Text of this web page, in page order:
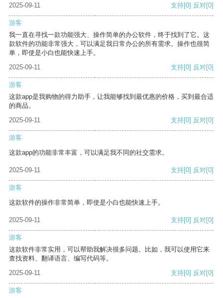
2025-09-11
支持[0] 反对[0]
游客
我一直在寻找一款功能强大、操作简单的办公软件，终于找到了它。这
款软件的功能非常强大，可以满足我日常办公的所有需求。操作也很简
单，即使是小白也能快速上手。
2025-09-11
支持[0] 反对[0]
游客
这款app是我购物的得力助手，让我能够找到最优惠的价格，买到最合适
的商品。
2025-09-11
支持[0] 反对[0]
游客
这款app的功能非常丰富，可以满足我不同的社交需求。
2025-09-11 支持[0] 反对[0]
游客
这款软件的操作非常简单，即使是小白也能快速上手。
2025-09-11 支持[0] 反对[0]
游客
这款软件非常实用，可以帮助我解决很多问题。比如，我可以使用它来
查找资料、翻译语言、编写代码等。
2025-09-11
支持[0] 反对[0]
游客